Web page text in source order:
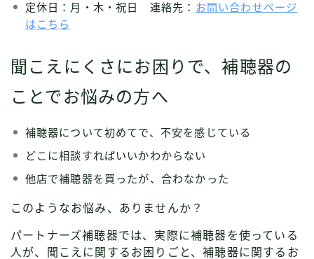
定休日：月・木・祝日 連絡先： お問い合わせページ
はこちら
聞こえにくさにお困りで、補聴器の
ことでお悩みの方へ
補聴器について初めてで、不安を感じている
どこに相談すればいいかわからない
他店で補聴器を買ったが、合わなかった
このようなお悩み、ありませんか？
パートナーズ補聴器では、実際に補聴器を使っている
人が、聞こえに関するお困りごと、補聴器に関するお